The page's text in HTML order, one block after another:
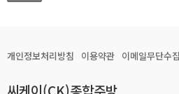
개인정보처리방침 이용약관 이메일무단수
씨케이(CK)종합주방